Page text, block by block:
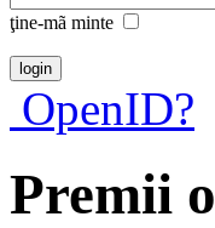
ţine-mã minte
OpenID?
Premii